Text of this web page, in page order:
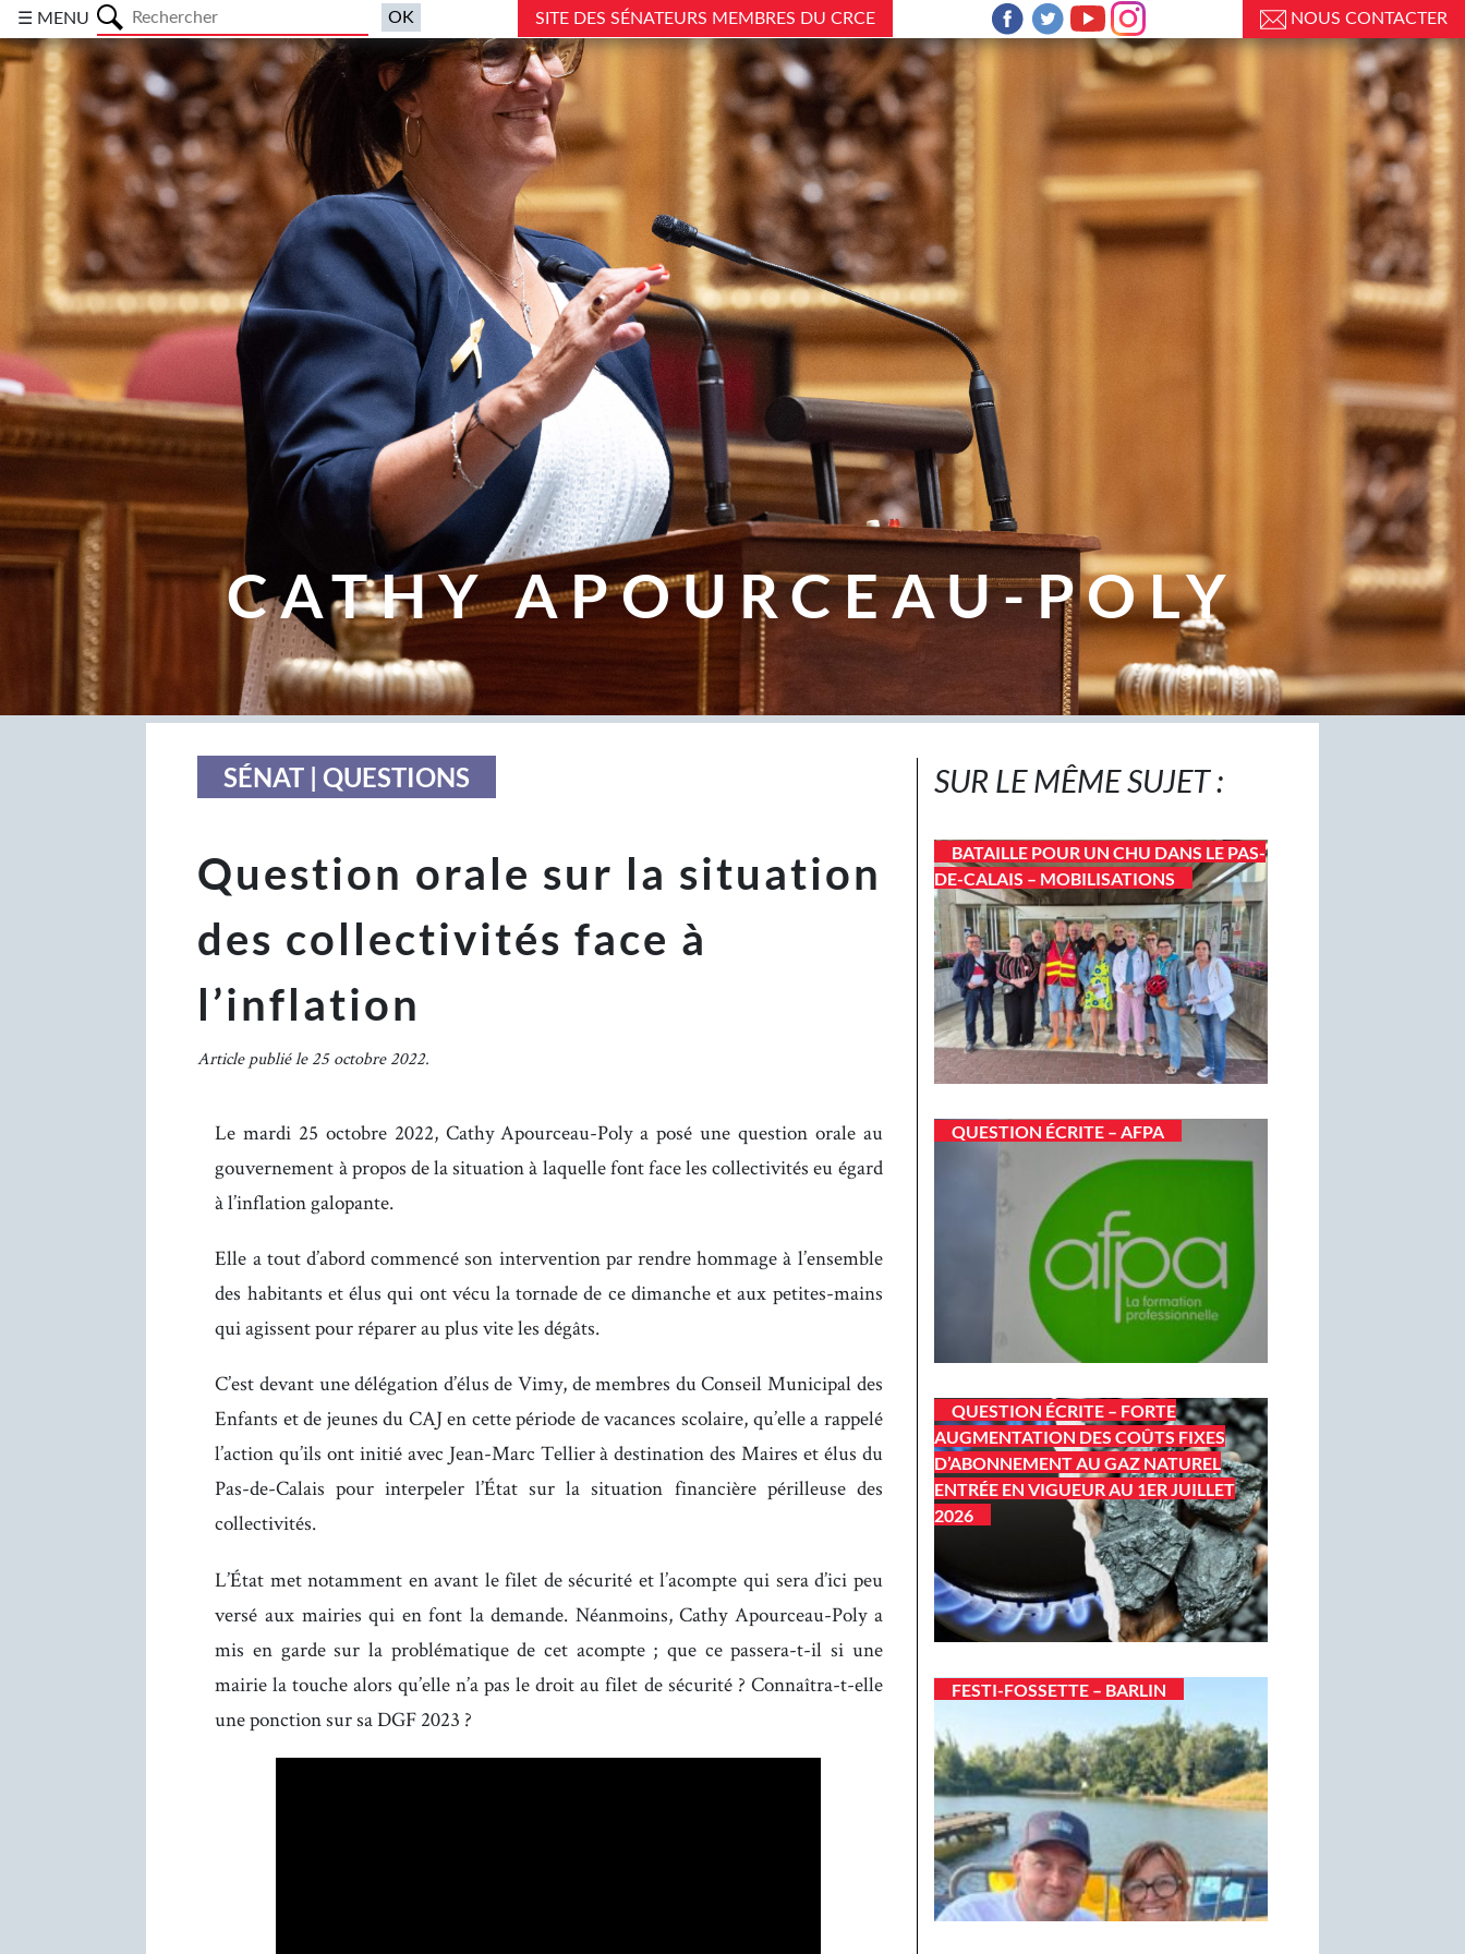
☰ MENU SITE DES SÉNATEURS MEMBRES DU CRCE NOUS CONTACTER
CATHY APOURCEAU-POLY
SÉNAT | QUESTIONS
Question orale sur la situation
des collectivités face à
l’inflation
Article publié le 25 octobre 2022.
Le mardi 25 octobre 2022, Cathy Apourceau-Poly a posé une question orale au
gouvernement à propos de la situation à laquelle font face les collectivités eu égard
à l’inflation galopante.
Elle a tout d’abord commencé son intervention par rendre hommage à l’ensemble
des habitants et élus qui ont vécu la tornade de ce dimanche et aux petites-mains
qui agissent pour réparer au plus vite les dégâts.
C’est devant une délégation d’élus de Vimy, de membres du Conseil Municipal des
Enfants et de jeunes du CAJ en cette période de vacances scolaire, qu’elle a rappelé
l’action qu’ils ont initié avec Jean-Marc Tellier à destination des Maires et élus du
Pas-de-Calais pour interpeler l’État sur la situation financière périlleuse des
collectivités.
L’État met notamment en avant le filet de sécurité et l’acompte qui sera d’ici peu
versé aux mairies qui en font la demande. Néanmoins, Cathy Apourceau-Poly a
mis en garde sur la problématique de cet acompte ; que ce passera-t-il si une
mairie la touche alors qu’elle n’a pas le droit au filet de sécurité ? Connaîtra-t-elle
une ponction sur sa DGF 2023 ?
SUR LE MÊME SUJET :
BATAILLE POUR UN CHU DANS LE PAS-
DE-CALAIS – MOBILISATIONS
QUESTION ÉCRITE – AFPA
QUESTION ÉCRITE – FORTE
AUGMENTATION DES COÛTS FIXES
D’ABONNEMENT AU GAZ NATUREL
ENTRÉE EN VIGUEUR AU 1ER JUILLET
2026
FESTI-FOSSETTE – BARLIN